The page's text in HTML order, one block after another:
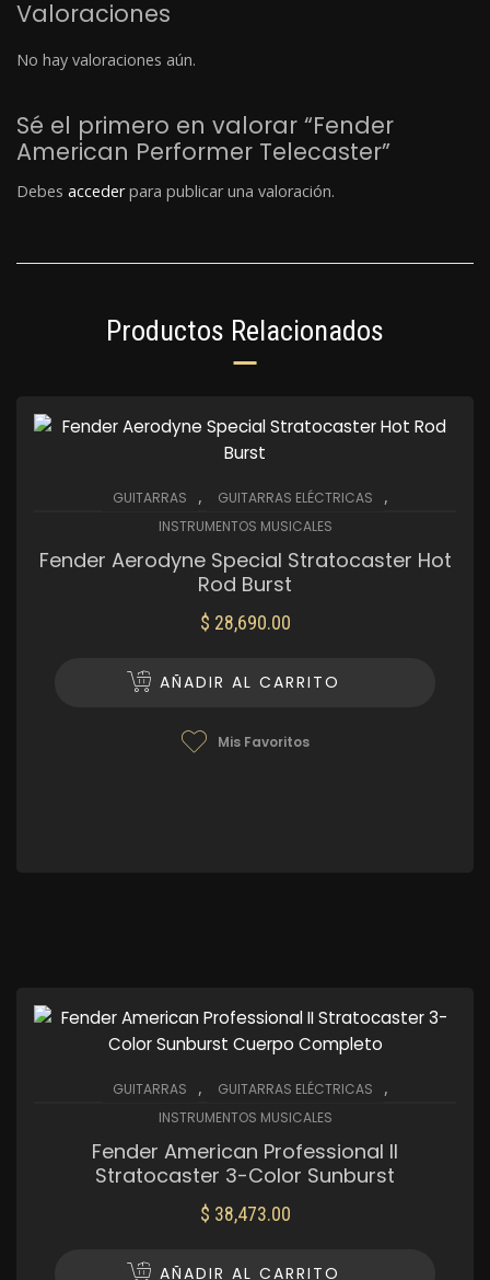
Valoraciones
No hay valoraciones aún.
Sé el primero en valorar “Fender
American Performer Telecaster”
Debes accederpara publicar una valoración.
Productos Relacionados
GUITARRAS , GUITARRAS ELÉCTRICAS ,
INSTRUMENTOS MUSICALES
Fender Aerodyne Special Stratocaster Hot
Rod Burst
$ 28,690.00
AÑADIR AL CARRITO
Mis Favoritos
GUITARRAS , GUITARRAS ELÉCTRICAS ,
INSTRUMENTOS MUSICALES
Fender American Professional II
Stratocaster 3-Color Sunburst
$ 38,473.00
AÑADIR AL CARRITO